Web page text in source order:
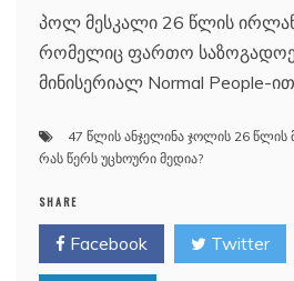
პოლ მესკალი 26 წლის
რომელიც ფართო
მინისერიალ Normal People-
47 წლის ანჯელინა ჯოლის 26 წლის
რას წერს უცხოური მედია?
SHARE
Facebook Twitter